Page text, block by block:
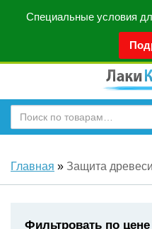
Специальные условия
Главная » Защита
Фильтровать по цене